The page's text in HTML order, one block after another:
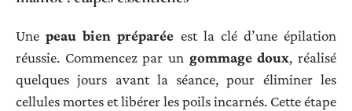
Unepeau bien préparée est la clé d’une épilation
réussie. Commencez par un gommage doux, réalisé
quelques jours avant la séance, pour éliminer les
cellules mortes et libérer les poils incarnés. Cette étape